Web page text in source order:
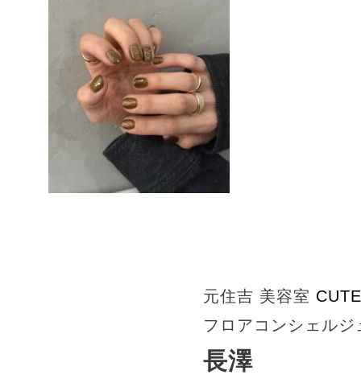
元住吉 美容室
フロアコンシェルジ
長澤